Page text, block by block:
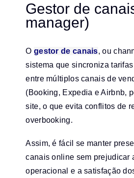
Gestor de
manager)
O gestor de canais, ou
sistema que sincroniza
entre múltiplos canais de
(Booking, Expedia e Airbnb,
site, o que evita conflitos de
overbooking.
Assim, é fácil se manter
canais online sem prejudicar
operacional e a satisfação